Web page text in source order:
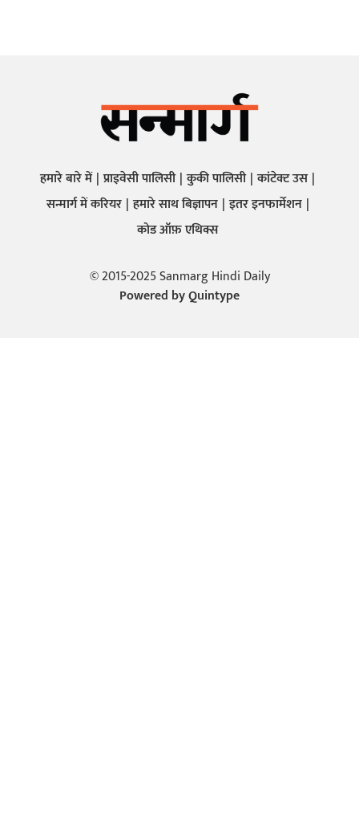
हमारे बारे में प्राइवेसी पालिसी कुकी पालिसी कांटेक्ट उस
सन्मार्ग में करियर हमारे साथ बिज्ञापन इतर इनफार्मेशन
कोड ऑफ़ एथिक्स
© 2015-2025 Sanmarg Hindi Daily
Powered byQuintype